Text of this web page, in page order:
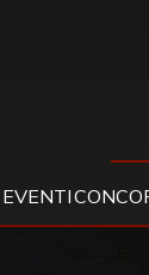
EVENTI